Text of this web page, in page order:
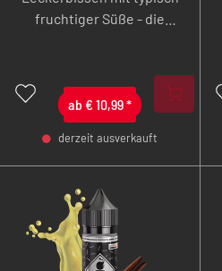
- +
ab € 10,99*
derzeit ausverkauft
fruchtiger Süße - die
Aroma!